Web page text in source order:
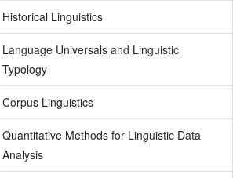
Historical Linguistics
Language Universals and Linguistic
Typology
Corpus Linguistics
Quantitative Methods for Linguistic Data
Analysis